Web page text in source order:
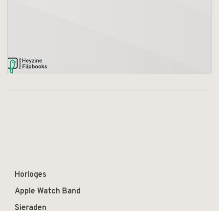
Horloges
Apple Watch Band
Sieraden